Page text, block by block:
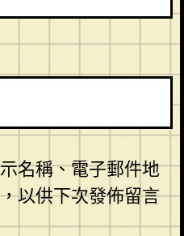
名稱、電子郵件地
以供下次發佈留言